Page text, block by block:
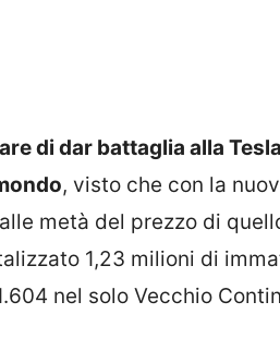
di dar battaglia alla
, visto che con la
metà del prezzo di
1,23 milioni di
nel solo Vecchio